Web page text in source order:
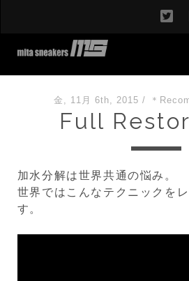
金, 11月 6th, 2015 / ＊
Full
加水分解は世界共通の悩み。
世界ではこんなテクニックを
す。